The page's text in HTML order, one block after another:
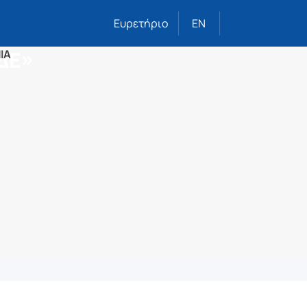
Ευρετήριο EN